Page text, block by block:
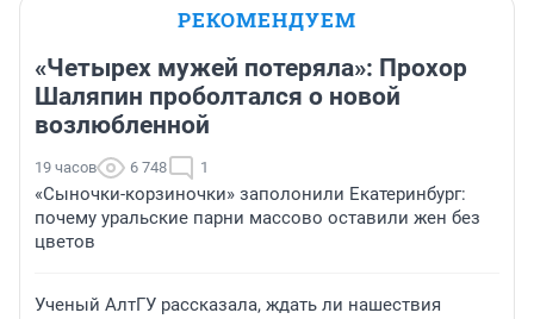
РЕКОМЕНДУЕМ
«Четырех мужей потеряла»: Прохор
Шаляпин проболтался о новой
возлюбленной
19 часов 6 748 1
«Сыночки-корзиночки» заполонили Екатеринбург:
почему уральские парни массово оставили жен без
цветов
Ученый АлтГУ рассказала, ждать ли нашествия